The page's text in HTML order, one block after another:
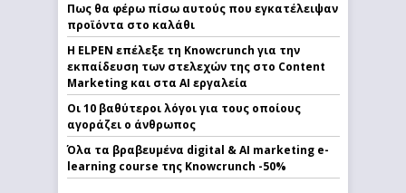
Πως θα φέρω πίσω αυτούς που εγκατέλειψαν
προϊόντα στο καλάθι
Η ELPEN επέλεξε τη Knowcrunch για την
εκπαίδευση των στελεχών της στο Content
Marketing και στα AI εργαλεία
Οι 10 βαθύτεροι λόγοι για τους οποίους
αγοράζει ο άνθρωπος
Όλα τα βραβευμένα digital & AI marketing e-
learning course της Knowcrunch -50%